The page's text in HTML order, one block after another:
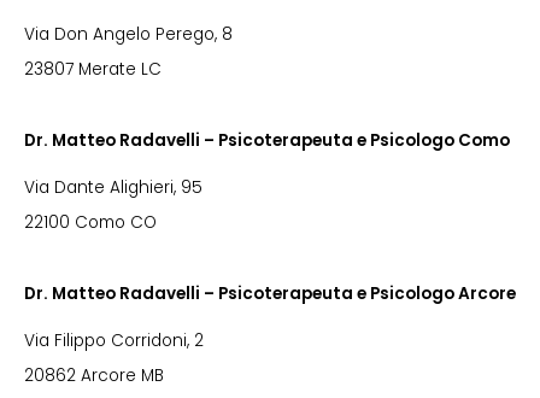
Via Don Angelo Perego, 8
23807 Merate LC
Dr. Matteo Radavelli – Psicoterapeuta e Psicologo Como
Via Dante Alighieri, 95
22100 Como CO
Dr. Matteo Radavelli – Psicoterapeuta e Psicologo Arcore
Via Filippo Corridoni, 2
20862 Arcore MB